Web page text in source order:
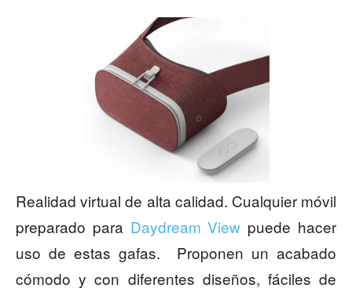
Realidad virtual de alta calidad. Cualquier móvil
preparado para Daydream View puede hacer
uso de estas gafas. Proponen un acabado
cómodo y con diferentes diseños, fáciles de